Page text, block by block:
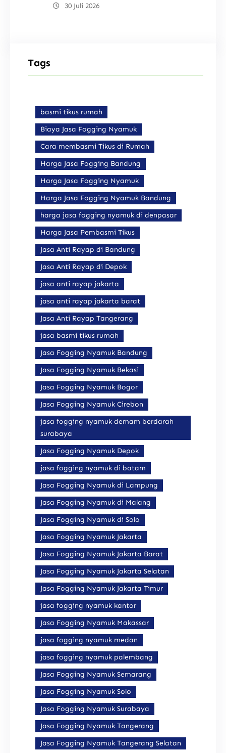
30 Juli 2026
Tags
basmi tikus rumah
Biaya Jasa Fogging Nyamuk
Cara membasmi Tikus di Rumah
Harga Jasa Fogging Bandung
Harga Jasa Fogging Nyamuk
Harga Jasa Fogging Nyamuk Bandung
harga jasa fogging nyamuk di denpasar
Harga Jasa Pembasmi Tikus
Jasa Anti Rayap di Bandung
Jasa Anti Rayap di Depok
jasa anti rayap jakarta
jasa anti rayap jakarta barat
Jasa Anti Rayap Tangerang
jasa basmi tikus rumah
Jasa Fogging Nyamuk Bandung
Jasa Fogging Nyamuk Bekasi
Jasa Fogging Nyamuk Bogor
Jasa Fogging Nyamuk Cirebon
jasa fogging nyamuk demam berdarah
surabaya
Jasa Fogging Nyamuk Depok
jasa fogging nyamuk di batam
Jasa Fogging Nyamuk di Lampung
Jasa Fogging Nyamuk di Malang
Jasa Fogging Nyamuk di Solo
Jasa Fogging Nyamuk Jakarta
Jasa Fogging Nyamuk Jakarta Barat
Jasa Fogging Nyamuk Jakarta Selatan
Jasa Fogging Nyamuk Jakarta Timur
jasa fogging nyamuk kantor
Jasa Fogging Nyamuk Makassar
jasa fogging nyamuk medan
jasa fogging nyamuk palembang
Jasa Fogging Nyamuk Semarang
Jasa Fogging Nyamuk Solo
Jasa Fogging Nyamuk Surabaya
Jasa Fogging Nyamuk Tangerang
Jasa Fogging Nyamuk Tangerang Selatan